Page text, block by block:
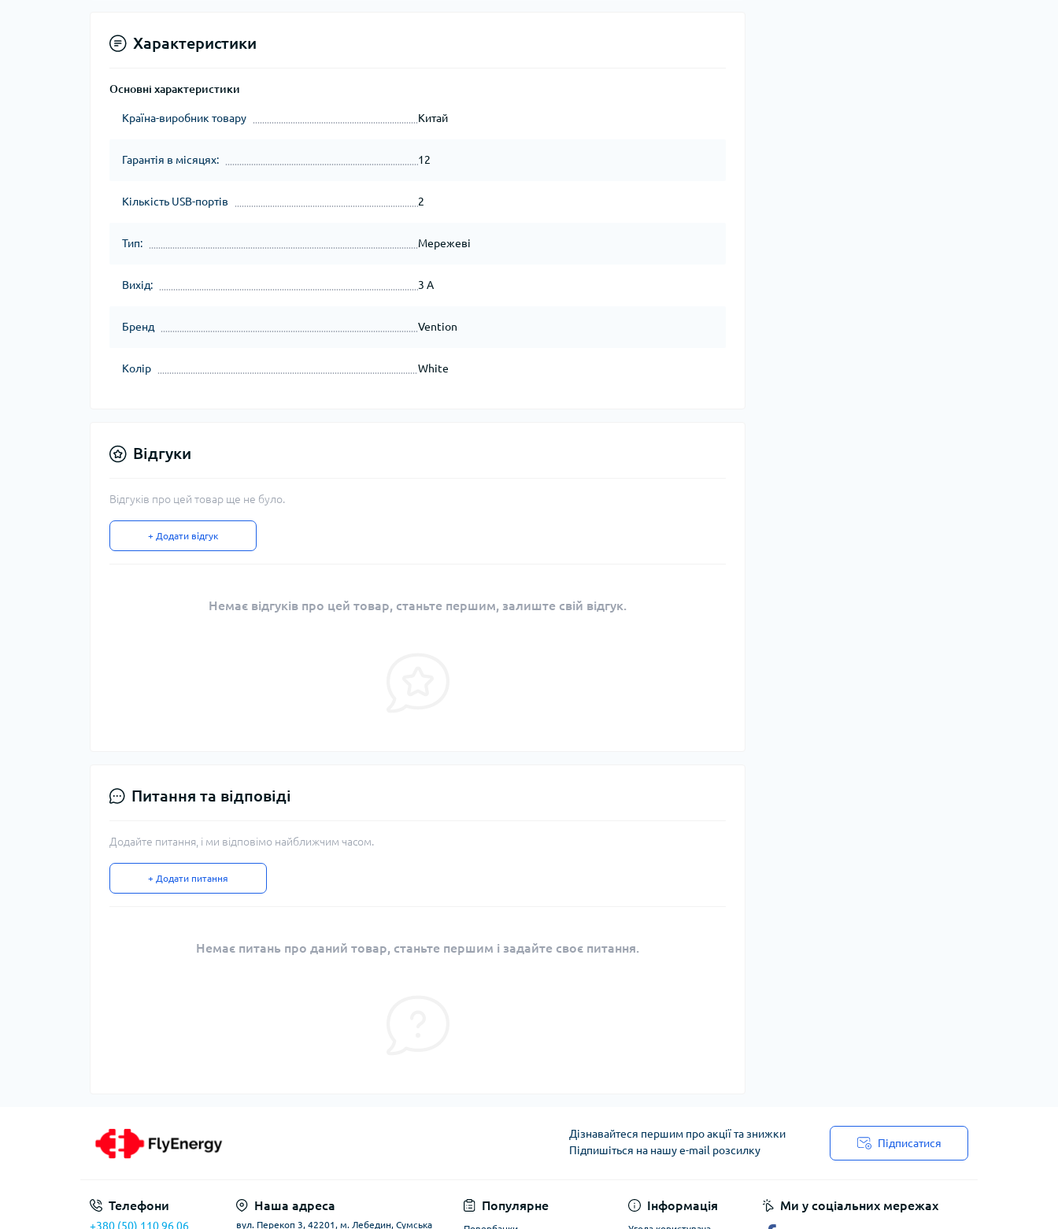
Характеристики
Основні характеристики
Країна-виробник товару Китай
Гарантія в місяцях: 12
Кількість USB-портів 2
Тип: Мережеві
Вихід: 3 A
Бренд Vention
Колір White
Відгуки
Відгуків про цей товар ще не було.
+ Додати відгук
Немає відгуків про цей товар, станьте першим, залиште свій відгук.
Питання та відповіді
Додайте питання, і ми відповімо найближчим часом.
+ Додати питання
Немає питань про даний товар, станьте першим і задайте своє питання.
Дізнавайтеся першим про акції та знижки
Підпишіться на нашу e-mail розсилку
Підписатися
Телефони
+380 (50) 110 96 06
Наша адреса
вул. Перекоп 3, 42201, м. Лебедин, Сумська
Популярне Інформація Ми у соціальних мережах